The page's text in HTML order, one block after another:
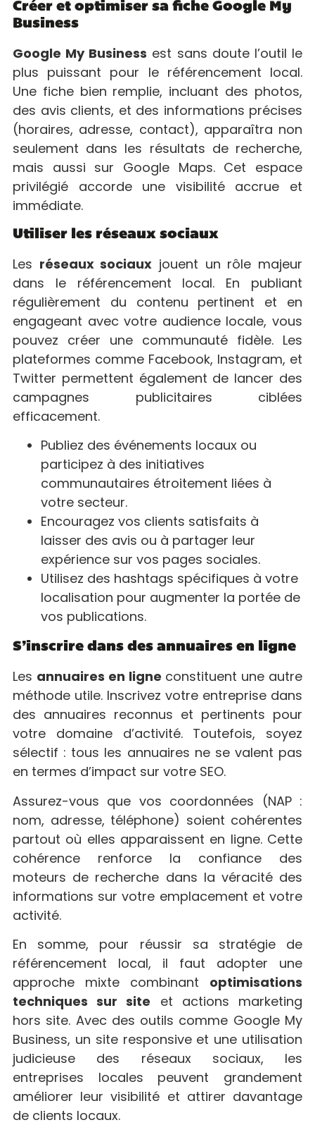
Créer et optimiser sa fiche Google My
Business
Google My Business est sans doute l’outil le
plus puissant pour le référencement local.
Une fiche bien remplie, incluant des photos,
des avis clients, et des informations précises
(horaires, adresse, contact), apparaîtra non
seulement dans les résultats de recherche,
mais aussi sur Google Maps. Cet espace
privilégié accorde une visibilité accrue et
immédiate.
Utiliser les réseaux sociaux
Les réseaux sociaux jouent un rôle majeur
dans le référencement local. En publiant
régulièrement du contenu pertinent et en
engageant avec votre audience locale, vous
pouvez créer une communauté fidèle. Les
plateformes comme Facebook, Instagram, et
Twitter permettent également de lancer des
campagnes publicitaires ciblées
efficacement.
Publiez des événements locaux ou
participez à des initiatives
communautaires étroitement liées à
votre secteur.
Encouragez vos clients satisfaits à
laisser des avis ou à partager leur
expérience sur vos pages sociales.
Utilisez des hashtags spécifiques à votre
localisation pour augmenter la portée de
vos publications.
S’inscrire dans des annuaires en ligne
Les annuaires en ligne constituent une autre
méthode utile. Inscrivez votre entreprise dans
des annuaires reconnus et pertinents pour
votre domaine d’activité. Toutefois, soyez
sélectif : tous les annuaires ne se valent pas
en termes d’impact sur votre SEO.
Assurez-vous que vos coordonnées (NAP :
nom, adresse, téléphone) soient cohérentes
partout où elles apparaissent en ligne. Cette
cohérence renforce la confiance des
moteurs de recherche dans la véracité des
informations sur votre emplacement et votre
activité.
En somme, pour réussir sa stratégie de
référencement local, il faut adopter une
approche mixte combinant optimisations
techniques sur site et actions marketing
hors site. Avec des outils comme Google My
Business, un site responsive et une utilisation
judicieuse des réseaux sociaux, les
entreprises locales peuvent grandement
améliorer leur visibilité et attirer davantage
de clients locaux.